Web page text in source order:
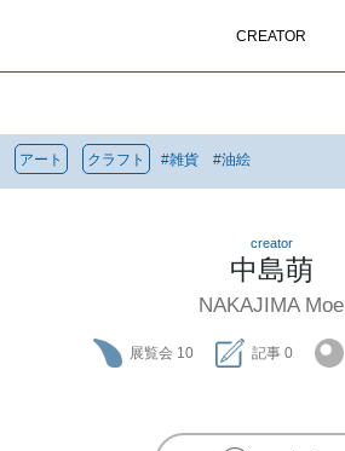
CREATOR
アート クラフト #雑貨 #油絵
creator
中島萌
NAKAJIMA Moe
展覧会 10 記事 0